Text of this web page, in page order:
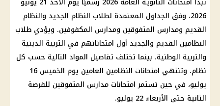
2026، وفق الجداول المعتمدة لطلاب النظام الجديد والنظام
القديم ومدارس المتفوقين ومدارس المكفوفين. ويؤدي طلاب
النظامين القديم والجديد أول امتحاناتهم في التربية الدينية
والتربية الوطنية، بينما تختلف تفاصيل المواد التالية حسب كل
نظام. وتنتهي امتحانات النظامين العامين يوم الخميس 16
يوليو، في حين تستمر امتحانات مدارس المتفوقين للفرصة
الثانية حتى الأربعاء 22 يوليو.